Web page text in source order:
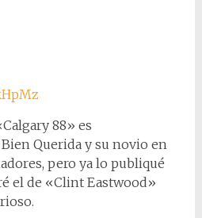
88» es
Querida y su novio en
pero ya lo publiqué
el de «Clint Eastwood»